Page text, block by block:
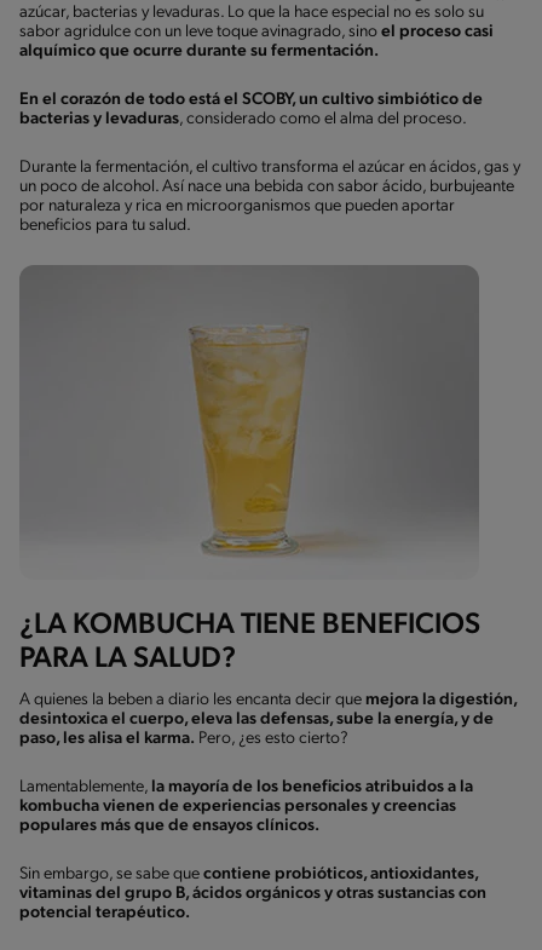
azúcar, bacterias y levaduras. Lo que la hace especial no es solo su
sabor agridulce con un leve toque avinagrado, sino el proceso casi
alquímico que ocurre durante su fermentación.
En el corazón de todo está el SCOBY, un cultivo simbiótico de
bacterias y levaduras, considerado como el alma del proceso.
Durante la fermentación, el cultivo transforma el azúcar en ácidos, gas y
un poco de alcohol. Así nace una bebida con sabor ácido, burbujeante
por naturaleza y rica en microorganismos que pueden aportar
beneficios para tu salud.
¿LA KOMBUCHA TIENE BENEFICIOS
PARA LA SALUD?
A quienes la beben a diario les encanta decir que mejora la digestión,
desintoxica el cuerpo, eleva las defensas, sube la energía, y de
paso, les alisa el karma. Pero, ¿es esto cierto?
Lamentablemente, la mayoría de los beneficios atribuidos a la
kombucha vienen de experiencias personales y creencias
populares más que de ensayos clínicos.
Sin embargo, se sabe que contiene probióticos, antioxidantes,
vitaminas del grupo B, ácidos orgánicos y otras sustancias con
potencial terapéutico.